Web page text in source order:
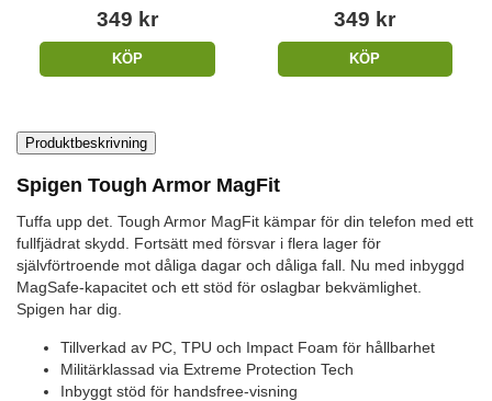
349 kr
KÖP
349 kr
KÖP
Produktbeskrivning
Spigen Tough Armor MagFit
Tuffa upp det. Tough Armor MagFit kämpar för din telefon med ett
fullfjädrat skydd. Fortsätt med försvar i flera lager för
självförtroende mot dåliga dagar och dåliga fall. Nu med inbyggd
MagSafe-kapacitet och ett stöd för oslagbar bekvämlighet.
Spigen har dig.
Tillverkad av PC, TPU och Impact Foam för hållbarhet
Militärklassad via Extreme Protection Tech
Inbyggt stöd för handsfree-visning